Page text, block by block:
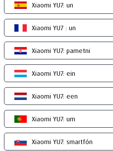
Xiaomi YU7: un
Xiaomi YU7 : un
Xiaomi YU7: pametni
Xiaomi YU7: ein
Xiaomi YU7: een
Xiaomi YU7: um
Xiaomi YU7: smartfón